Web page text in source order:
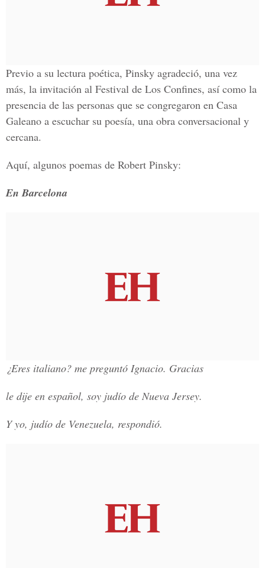
Previo a su lectura poética, Pinsky agradeció, una vez
más, la invitación al Festival de Los Confines, así como la
presencia de las personas que se congregaron en Casa
Galeano a escuchar su poesía, una obra conversacional y
cercana.
Aquí, algunos poemas de Robert Pinsky:
En Barcelona
¿Eres italiano? me preguntó Ignacio. Gracias
le dije en español, soy judío de Nueva Jersey.
Y yo, judío de Venezuela, respondió.